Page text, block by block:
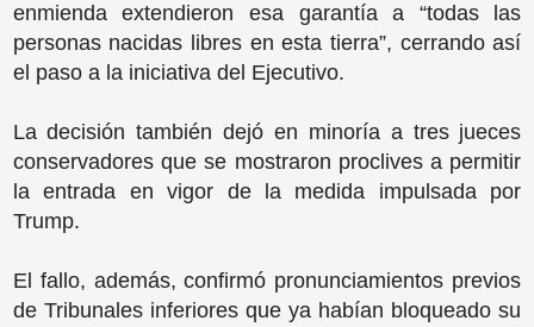
enmienda extendieron esa garantía a “todas las
personas nacidas libres en esta tierra”, cerrando así
el paso a la iniciativa del Ejecutivo.
La decisión también dejó en minoría a tres jueces
conservadores que se mostraron proclives a permitir
la entrada en vigor de la medida impulsada por
Trump.
El fallo, además, confirmó pronunciamientos previos
de Tribunales inferiores que ya habían bloqueado su